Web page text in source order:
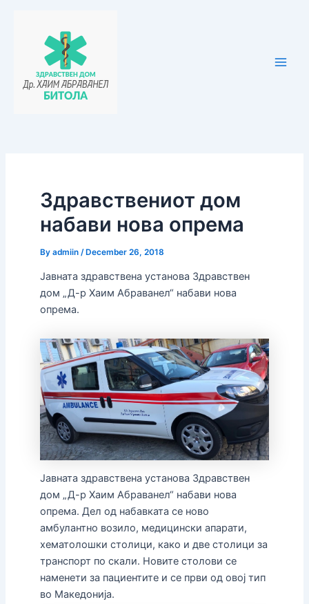
Здравствениот дом
набави нова опрема
By admiin /December 26, 2018
Јавната здравствена установа Здравствен
дом „Д-р Хаим Абраванел“ набави нова
опрема.
Јавната здравствена установа Здравствен
дом „Д-р Хаим Абраванел“ набави нова
опрема. Дел од набавката се ново
амбулантно возило, медицински апарати,
хематолошки столици, како и две столици за
транспорт по скали. Новите столови се
наменети за пациентите и се први од овој тип
во Македонија.